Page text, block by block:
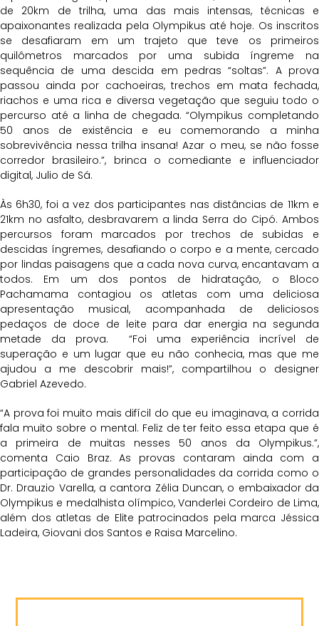
de 20km de trilha, uma das mais intensas, técnicas e
apaixonantes realizada pela Olympikus até hoje. Os inscritos
se desafiaram em um trajeto que teve os primeiros
quilômetros marcados por uma subida íngreme na
sequência de uma descida em pedras “soltas”. A prova
passou ainda por cachoeiras, trechos em mata fechada,
riachos e uma rica e diversa vegetação que seguiu todo o
percurso até a linha de chegada. “Olympikus completando
50 anos de existência e eu comemorando a minha
sobrevivência nessa trilha insana! Azar o meu, se não fosse
corredor brasileiro.”, brinca o comediante e influenciador
digital, Julio de Sá.
Às 6h30, foi a vez dos participantes nas distâncias de 11km e
21km no asfalto, desbravarem a linda Serra do Cipó. Ambos
percursos foram marcados por trechos de subidas e
descidas íngremes, desafiando o corpo e a mente, cercado
por lindas paisagens que a cada nova curva, encantavam a
todos. Em um dos pontos de hidratação, o Bloco
Pachamama contagiou os atletas com uma deliciosa
apresentação musical, acompanhada de deliciosos
pedaços de doce de leite para dar energia na segunda
metade da prova. “Foi uma experiência incrível de
superação e um lugar que eu não conhecia, mas que me
ajudou a me descobrir mais!”, compartilhou o designer
Gabriel Azevedo.
“A prova foi muito mais difícil do que eu imaginava, a corrida
fala muito sobre o mental. Feliz de ter feito essa etapa que é
a primeira de muitas nesses 50 anos da Olympikus.”,
comenta Caio Braz. As provas contaram ainda com a
participação de grandes personalidades da corrida como o
Dr. Drauzio Varella, a cantora Zélia Duncan, o embaixador da
Olympikus e medalhista olímpico, Vanderlei Cordeiro de Lima,
além dos atletas de Elite patrocinados pela marca Jéssica
Ladeira, Giovani dos Santos e Raisa Marcelino.